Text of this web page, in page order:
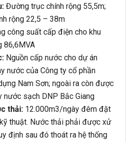
Đường trục chính rộng 55,5m;
rộng 22,5 – 38m
công suất cấp điện cho khu
86,6MVA
Nguồn cấp nước cho dự án
nước của Công ty cổ phần
Nam Sơn; ngoài ra còn được
nước sạch DNP Bắc Giang
thải: 12.000m3/ngày đêm đặt
thuật. Nước thải phải được xử
định sau đó thoát ra hệ thống